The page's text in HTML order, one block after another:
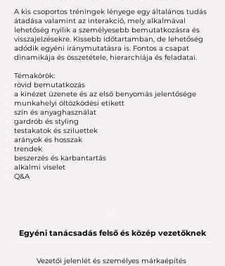
A kis csoportos tréningek lényege egy általános tudás
átadása valamint az interakció, mely alkalmával
lehetőség nyílik a személyesebb bemutatkozásra és
visszajelzésekre. Kissebb időtartamban, de lehetőség
adódik egyéni iránymutatásra is. Fontos a csapat
dinamikája és összetétele, hierarchiája és feladatai.
Témakörök:
rövid bemutatkozás
a kinézet üzenete és az első benyomás jelentősége
munkahelyi öltözködési etikett
szín és anyaghasználat
gardrób és styling
testakatok és sziluettek
arányok és hosszak
trendek
beszerzés és karbantartás
alkalmi viselet
Q&A
Egyéni tanácsadás felső és közép vezetőknek
Vezetői jelenlét és személyes márkaépítés